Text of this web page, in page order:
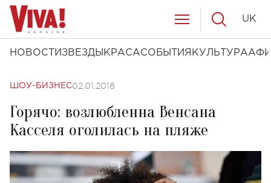
НОВОСТИ ЗВЕЗДЫ КРАСАСОБЫТИЯ КУЛЬТУРА
UK
ШОУ-БИЗНЕС02.01.2018
Горячо: возлюбленна Венсана
Касселя оголилась на пляже